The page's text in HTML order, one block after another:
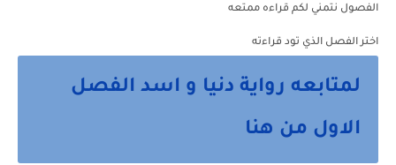
الفصول نتمني لكم قراءه ممتعه
اختر الفصل الذي تود قراءته
لمتابعه رواية دنيا و اسد الفصل
الاول من هنا